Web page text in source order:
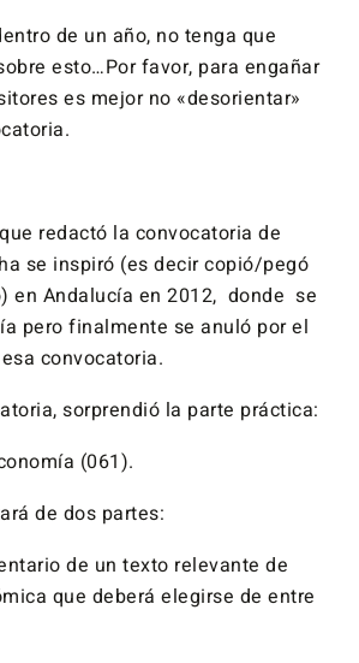
de un año, no tenga que
esto…Por favor, para engañar
es mejor no «desorientar»
redactó la convocatoria de
se inspiró (es decir copió/pegó
en Andalucía en 2012, donde se
pero finalmente se anuló por el
convocatoria.
sorprendió la parte práctica:
(061).
de dos partes:
de un texto relevante de
que deberá elegirse de entre